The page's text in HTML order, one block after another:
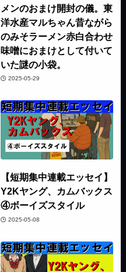
メンのおまけ開封の儀。東
洋水産マルちゃん昔ながら
のみそラーメン赤白合わせ
味噌におまけとして付いて
いた謎の小袋。
2025-05-29
【短期集中連載エッセイ】
Y2Kヤング、カムバックス
④ボーイズスタイル
2025-05-08